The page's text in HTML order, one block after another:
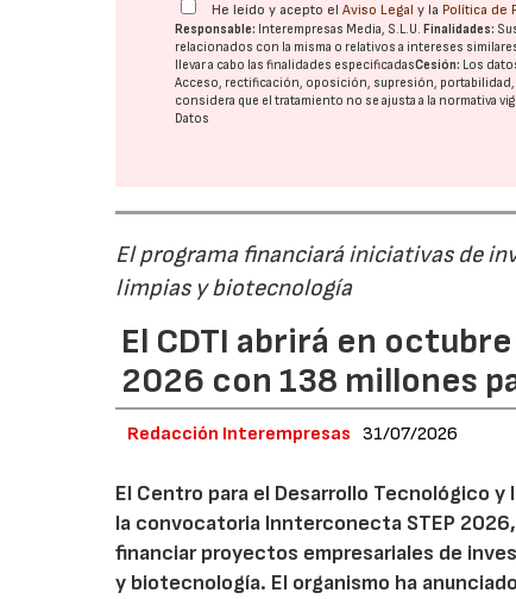
He leído y acepto elAviso Legal y la Política de
Responsable: Interempresas Media, S.L.U. Finalidades:
relacionados con la misma o relativos a intereses
llevar a cabo las finalidades especificadasCesión: Los
Acceso, rectificación, oposición, supresión,
considera que el tratamiento no se ajusta a la normativa
Datos
El programa financiará iniciativas de
limpias y biotecnología
El CDTI abrirá en
2026 con 138 millones
Redacción Interempresas 31/07/2026
El Centro para el Desarrollo Tecnológico y
la convocatoria Innterconecta STEP
financiar proyectos empresariales de
y biotecnología. El organismo ha